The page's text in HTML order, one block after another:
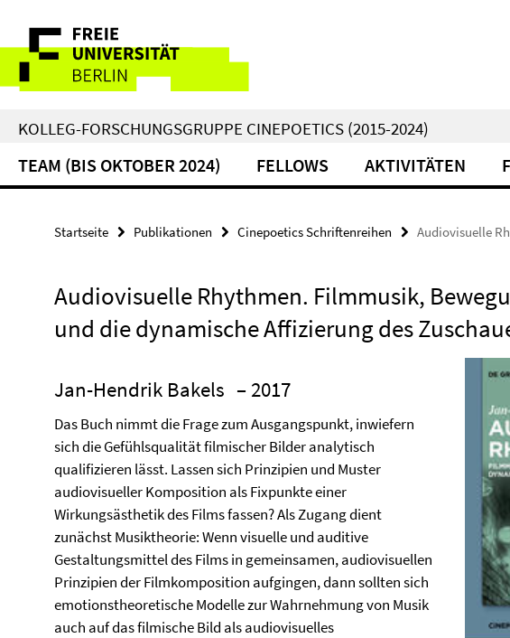
direkt
Inhalt
Service-
Navigation
KOLLEG-FORSCHUNGSGRUPPE CINEPOETICS (2015-2024)
TEAM (BIS OKTOBER 2024) FELLOWS AKTIVITÄTEN
Startseite Publikationen Cinepoetics Schriftenreihen Audiovisuelle
Audiovisuelle Rhythmen. Filmmusik,
und die dynamische Affizierung des
Jan-Hendrik Bakels – 2017
Das Buch nimmt die Frage zum Ausgangspunkt, inwiefern
sich die Gefühlsqualität filmischer Bilder analytisch
qualifizieren lässt. Lassen sich Prinzipien und Muster
audiovisueller Komposition als Fixpunkte einer
Wirkungsästhetik des Films fassen? Als Zugang dient
zunächst Musiktheorie: Wenn visuelle und auditive
Gestaltungsmittel des Films in gemeinsamen, audiovisuellen
Prinzipien der Filmkomposition aufgingen, dann sollten sich
emotionstheoretische Modelle zur Wahrnehmung von Musik
auch auf das filmische Bild als audiovisuelles